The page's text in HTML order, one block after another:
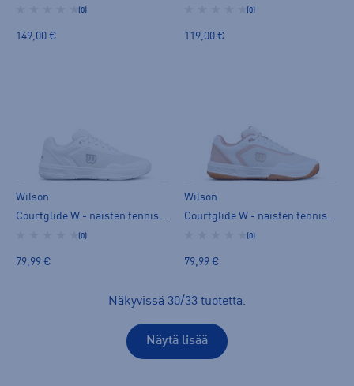
(0)
149,00 €
(0)
119,00 €
Wilson
Courtglide W - naisten tenniskengät
(0)
79,99 €
Wilson
Courtglide W - naisten tenniskengät
(0)
79,99 €
Näkyvissä 30/33 tuotetta.
Näytä lisää